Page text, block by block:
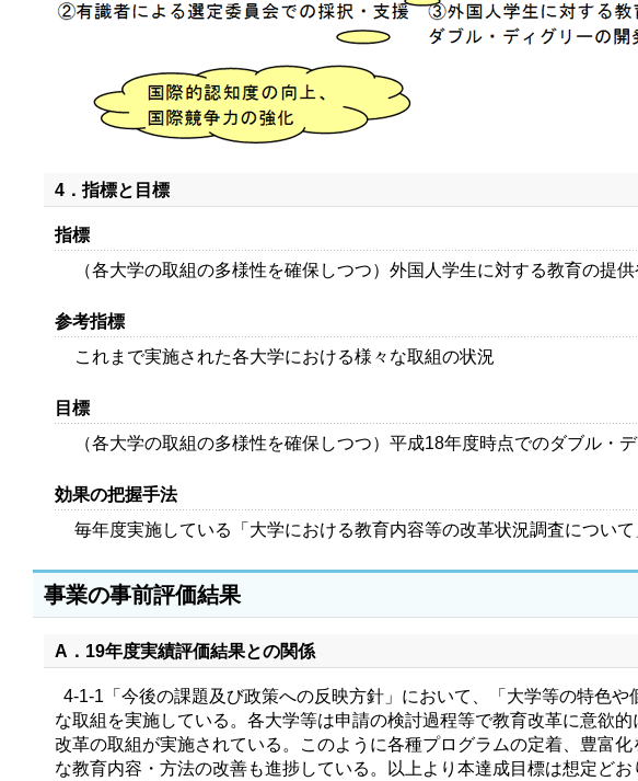
4．指標と目標
指標
（各大学の取組の多様性を確保しつつ）外国人学生に対する教育の提
参考指標
これまで実施された各大学における様々な取組の状況
目標
（各大学の取組の多様性を確保しつつ）平成18年度時点でのダブル・
効果の把握手法
毎年度実施している「大学における教育内容等の改革状況調査につい
事業の事前評価結果
A．19年度実績評価結果との関係
4‐1‐1「今後の課題及び政策への反映方針」において、「大学等の特色
な取組を実施している。各大学等は申請の検討過程等で教育改革に意欲
改革の取組が実施されている。このように各種プログラムの定着、豊富
な教育内容・方法の改善も進捗している。以上より本達成目標は想定ど